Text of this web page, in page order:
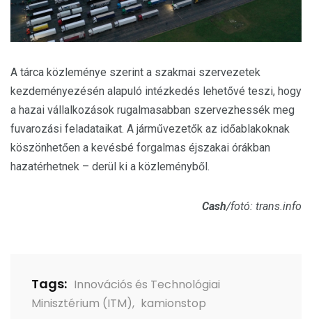
A tárca közleménye szerint a szakmai szervezetek
kezdeményezésén alapuló intézkedés lehetővé teszi, hogy
a hazai vállalkozások rugalmasabban szervezhessék meg
fuvarozási feladataikat. A járművezetők az időablakoknak
köszönhetően a kevésbé forgalmas éjszakai órákban
hazatérhetnek – derül ki a közleményből.
Cash/fotó: trans.info
Tags: Innovációs és Technológiai
Minisztérium (ITM), kamionstop